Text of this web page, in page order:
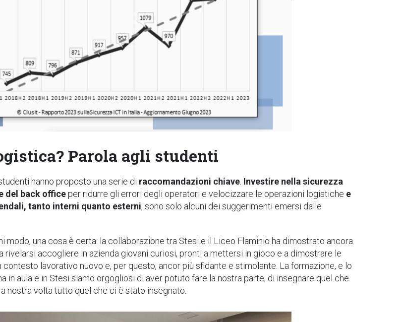
Parola agli studenti
hanno proposto una serie di raccomandazioni chiave Investire nella sicurezza
del back officeper ridurre gli errori degli operatori e velocizzare le operazioni logistiche e
tanto interni quanto esterni, sono solo alcuni dei suggerimenti emersi dalle
modo, una cosa è certa: la collaborazione tra Stesi e il Liceo Flaminio ha dimostrato ancora
rivelarsi accogliere in azienda giovani curiosi, pronti a mettersi in gioco e a dimostrare le
contesto lavorativo nuovo e, per questo, ancor più sfidante e stimolante. La formazione, e lo
in aula e in Stesi siamo orgogliosi di aver potuto fare la nostra parte, di insegnare quel che
nostra volta tutto quel che ci è stato insegnato.